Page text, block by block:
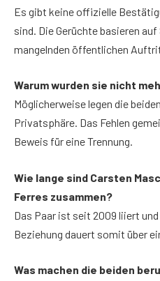
Es gibt keine offizielle
sind. Die Gerüchte basieren
mangelnden öffentlichen
Warum wurden sie nicht
Möglicherweise legen die
Privatsphäre. Das Fehlen
Beweis für eine Trennung.
Wie lange sind Carsten
Ferres zusammen?
Das Paar ist seit 2009 liiert
Beziehung dauert somit über
Was machen die beiden